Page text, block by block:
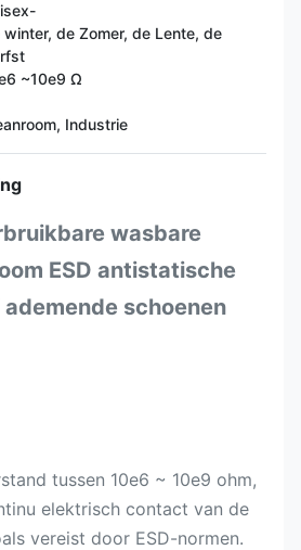
winter, de Zomer, de Lente, de
~10e9 Ω
Industrie
wasbare
ESD antistatische
schoenen
tussen 10e6 ~ 10e9 ohm,
elektrisch contact van de
vereist door ESD-normen.